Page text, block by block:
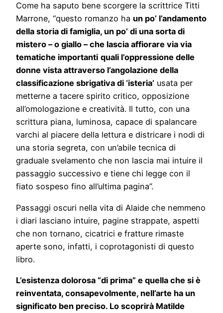
Come ha saputo bene scorgere la scrittrice Titti
Marrone, “questo romanzo ha un po’ l’andamento
della storia di famiglia, un po’ di una sorta di
mistero – o giallo – che lascia affiorare via via
tematiche importanti quali l’oppressione delle
donne vista attraverso l’angolazione della
classificazione sbrigativa di ‘isteria’ usata per
metterne a tacere spirito critico, opposizione
all’omologazione e creatività. Il tutto, con una
scrittura piana, luminosa, capace di spalancare
varchi al piacere della lettura e districare i nodi di
una storia segreta, con un’abile tecnica di
graduale svelamento che non lascia mai intuire il
passaggio successivo e tiene chi legge con il
fiato sospeso fino all’ultima pagina”.
Passaggi oscuri nella vita di Alaide che nemmeno
i diari lasciano intuire, pagine strappate, aspetti
che non tornano, cicatrici e fratture rimaste
aperte sono, infatti, i coprotagonisti di questo
libro.
L’esistenza dolorosa “di prima” e quella che si è
reinventata, consapevolmente, nell’arte ha un
significato ben preciso. Lo scoprirà Matilde